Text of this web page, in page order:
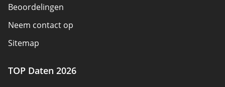
Beoordelingen
Neem contact op
Sitemap
TOP Daten 2026